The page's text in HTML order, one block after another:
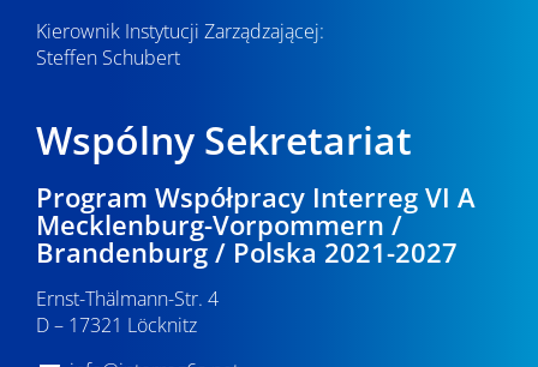
Kierownik Instytucji Zarządzającej:
Steffen Schubert
Wspólny Sekretariat
Program Współpracy Interreg VI A
Mecklenburg-Vorpommern /
Brandenburg / Polska 2021-2027
Ernst-Thälmann-Str. 4
D – 17321 Löcknitz